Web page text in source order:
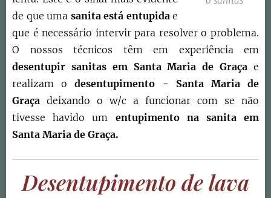
de que uma sanita está entupidae
que é necessário intervir para resolver o problema.
O nossos técnicos têm em experiência em
desentupir sanitas em Santa Maria de Graçae
realizam odesentupimento - Santa Maria de
Graça deixando o w/c a funcionar com se não
tivesse havido um entupimento na sanita em
Santa Maria de Graça.
Desentupimento de lava